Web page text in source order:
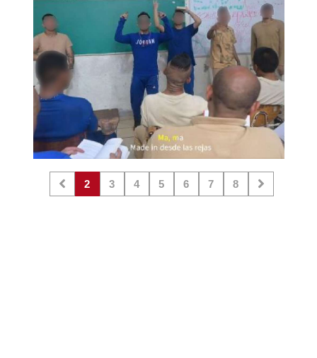
2 3 4 5 6 7 8